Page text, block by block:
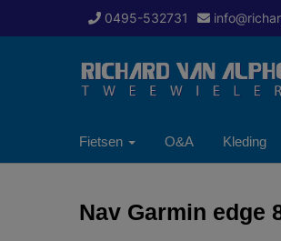
0495-532731
Fietsen O&A Kleding
Nav Garmin edge